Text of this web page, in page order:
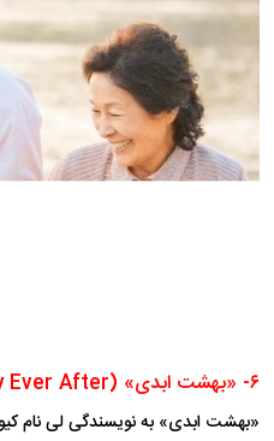
۶- «بهشت ابدی» (Heavenly Ever After)
«بهشت ابدی» به نویسندگی لی نام